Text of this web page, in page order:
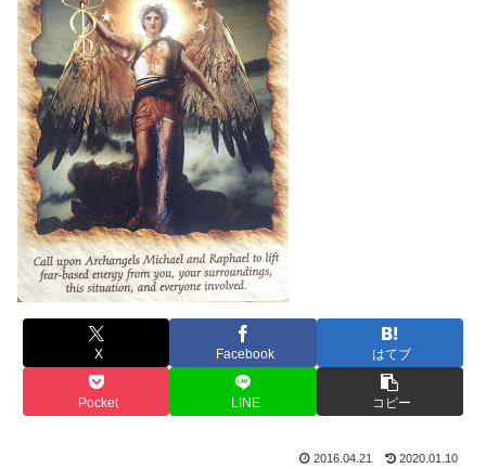
X Facebook はてブ
Pocket LINE コピー
2016.04.21 2020.01.10